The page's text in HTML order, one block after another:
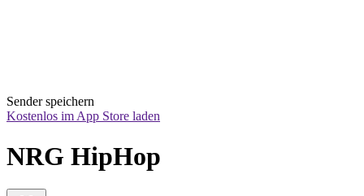
Sender speichern
Kostenlos im App Store laden
NRG HipHop